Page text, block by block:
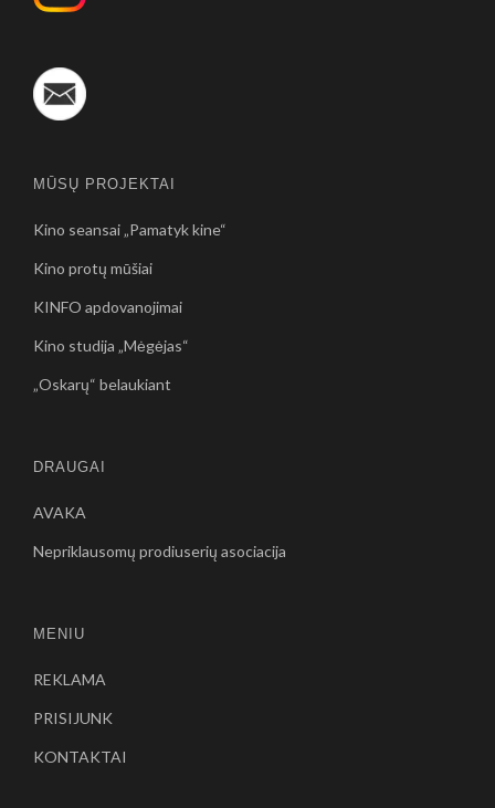
MŪSŲ PROJEKTAI
Kino seansai „Pamatyk kine“
Kino protų mūšiai
KINFO apdovanojimai
Kino studija „Mėgėjas“
„Oskarų“ belaukiant
DRAUGAI
AVAKA
Nepriklausomų prodiuserių asociacija
MENIU
REKLAMA
PRISIJUNK
KONTAKTAI